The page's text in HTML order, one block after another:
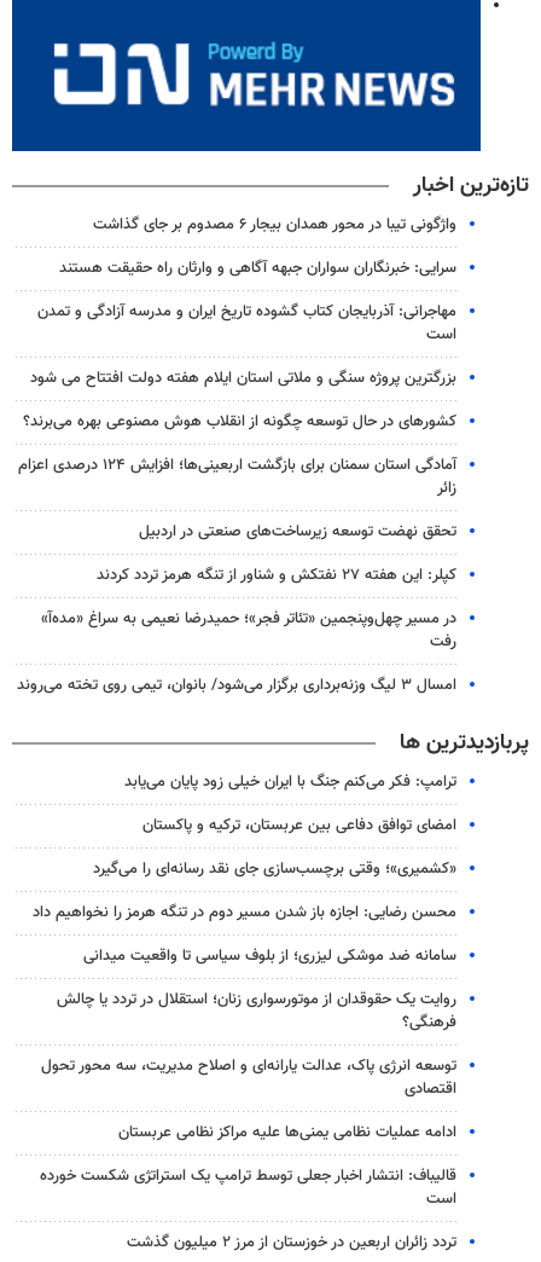
تازه‌ترین اخبار
واژگونی تیبا در محور همدان بیجار ۶ مصدوم بر جای گذاشت
سرایی: خبرنگاران سواران جبهه آگاهی و وارثان راه حقیقت هستند
مهاجرانی: آذربایجان کتاب گشوده تاریخ ایران و مدرسه آزادگی و تمدن
است
بزرگترین پروژه سنگی و ملاتی استان ایلام هفته دولت افتتاح می شود
کشورهای در حال توسعه چگونه از انقلاب هوش مصنوعی بهره می‌برند؟
آمادگی استان سمنان برای بازگشت اربعینی‌ها؛ افزایش ۱۲۴ درصدی اعزام
زائر
تحقق نهضت توسعه زیرساخت‌های صنعتی در اردبیل
کپلر: این هفته ۲۷ نفتکش و شناور از تنگه هرمز تردد کردند
در مسیر چهل‌وپنجمین «تئاتر فجر»؛ حمیدرضا نعیمی به سراغ «مده‌آ»
رفت
امسال ۳ لیگ وزنه‌برداری برگزار می‌شود/ بانوان، تیمی روی تخته می‌روند
پربازدیدترین ها
ترامپ: فکر می‌کنم جنگ با ایران خیلی زود پایان می‌یابد
امضای توافق دفاعی بین عربستان، ترکیه و پاکستان
«کشمیری»؛ وقتی برچسب‌سازی جای نقد رسانه‌ای را می‌گیرد
محسن رضایی: اجازه باز شدن مسیر دوم در تنگه هرمز را نخواهیم داد
سامانه ضد موشکی لیزری؛ از بلوف سیاسی تا واقعیت میدانی
روایت یک حقوقدان از موتورسواری زنان؛ استقلال در تردد یا چالش
فرهنگی؟
توسعه انرژی پاک، عدالت یارانه‌ای و اصلاح مدیریت، سه محور تحول
اقتصادی
ادامه عملیات نظامی یمنی‌ها علیه مراکز نظامی عربستان
قالیباف: انتشار اخبار جعلی توسط ترامپ یک استراتژی شکست خورده
است
تردد زائران اربعین در خوزستان از مرز ۲ میلیون گذشت